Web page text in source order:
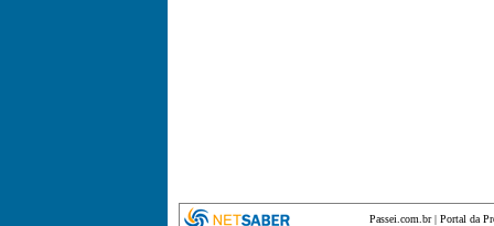
Passei.com.br| Portal da